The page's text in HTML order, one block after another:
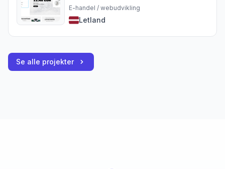
E-handel / webudvikling
Letland
Se alle projekter